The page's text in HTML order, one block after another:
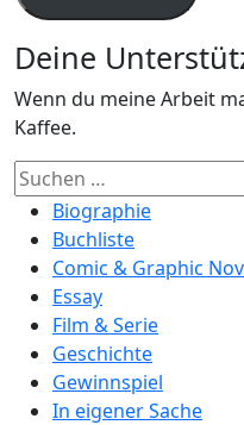
Deine
Wenn du meine Arbeit
Kaffee.
Suchen
nach:Biographie
Buchliste
Comic & Graphic
Essay
Film & Serie
Geschichte
Gewinnspiel
In eigener Sache